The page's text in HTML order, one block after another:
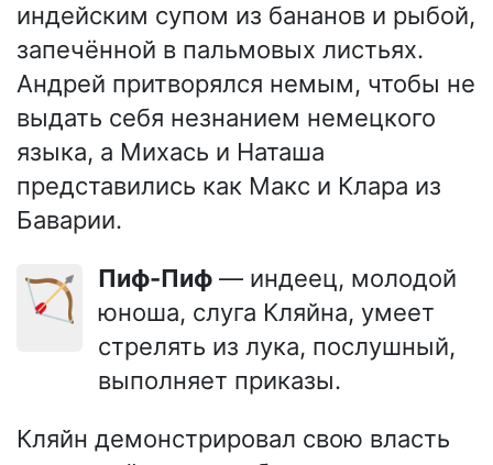
индейским супом из бананов и рыбой,
запечённой в пальмовых листьях.
Андрей притворялся немым, чтобы не
выдать себя незнанием немецкого
языка, а Михась и Наташа
представились как Макс и Клара из
Баварии.
🏹 Пиф-Пиф — индеец, молодой
юноша, слуга Кляйна, умеет
стрелять из лука, послушный,
выполняет приказы.
Кляйн демонстрировал свою власть